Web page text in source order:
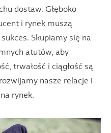
dostaw. Głęboko
i rynek muszą
Skupiamy się na
atutów, aby
trwałość i ciągłość są
nasze relacje i
rynek.